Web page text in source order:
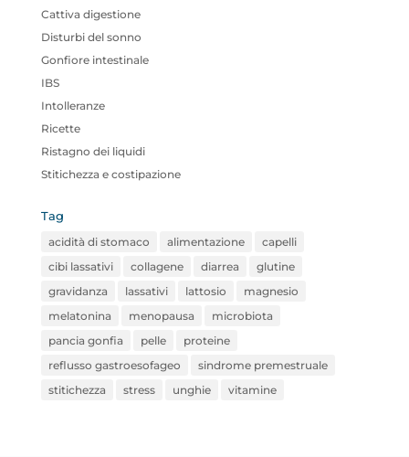
Cattiva digestione
Disturbi del sonno
Gonfiore intestinale
IBS
Intolleranze
Ricette
Ristagno dei liquidi
Stitichezza e costipazione
Tag
acidità di stomaco alimentazione
capelli
cibi lassativi
collagene diarrea
glutine
gravidanza
lassativi lattosio
magnesio
melatonina
menopausa
microbiota
pancia gonfia
pelle
proteine
reflusso gastroesofageo
sindrome premestruale
stitichezza
stress unghie vitamine